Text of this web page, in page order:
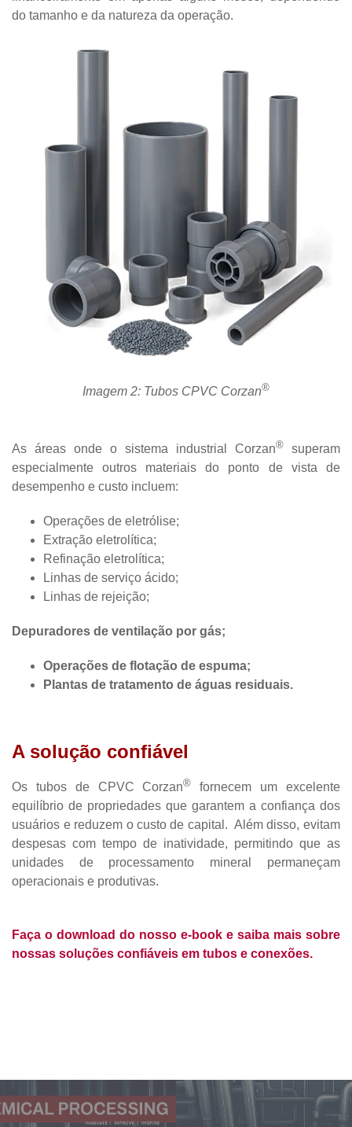
do tamanho e da natureza da operação.
Imagem 2: Tubos CPVC Corzan®
As áreas onde o sistema industrial Corzan®superam
especialmente outros materiais do ponto de vista de
desempenho e custo incluem:
Operações de eletrólise;
Extração eletrolítica;
Refinação eletrolítica;
Linhas de serviço ácido;
Linhas de rejeição;
Depuradores de ventilação por gás;
Operações de flotação de espuma;
Plantas de tratamento de águas residuais.
A solução confiável
Os tubos de CPVC Corzan® fornecem um excelente
equilíbrio de propriedades que garantem a confiança dos
usuários e reduzem o custo de capital. Além disso, evitam
despesas com tempo de inatividade, permitindo que as
unidades de processamento mineral permaneçam
operacionais e produtivas.
Faça o download do nosso e-book e saiba mais sobre
nossas soluções confiáveis em tubos e conexões.